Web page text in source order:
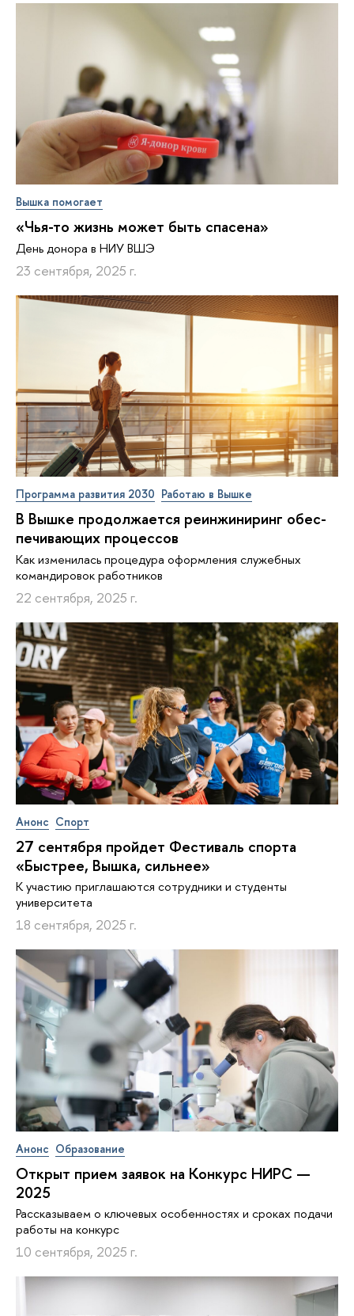
Вышка помогает
«Чья-то жизнь может быть спасена»
День донора в НИУ ВШЭ
23 сентября, 2025 г.
Программа развития 2030 Работаю в Вышке
В Вышке про­дол­жа­ет­ся ре­ин­жи­ни­ринг обес­
пе­чи­ва­ю­щих процессов
Как изменилась процедура оформления служебных
командировок работников
22 сентября, 2025 г.
Анонс Спорт
27 сентября пройдет Фестиваль спорта
«Быстрее, Вышка, сильнее»
К участию приглашаются сотрудники и студенты
университета
18 сентября, 2025 г.
Анонс Образование
Открыт прием заявок на Конкурс НИРС —
2025
Рассказываем о ключевых особенностях и сроках подачи
работы на конкурс
10 сентября, 2025 г.